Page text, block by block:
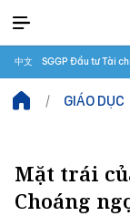
中文 SGGP Đầu tư Tài
GIÁO DỤC
Mặt trái
Choáng